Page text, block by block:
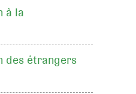
à la
des étrangers